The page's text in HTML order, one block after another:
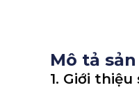
Mô tả
1. Giới